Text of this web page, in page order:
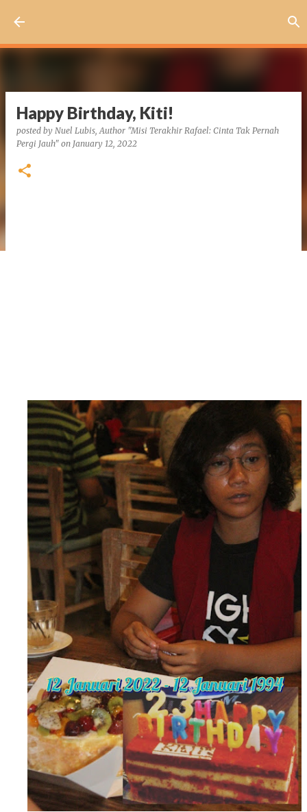
Happy Birthday, Kiti!
posted by Nuel Lubis, Author "Misi Terakhir Rafael: Cinta Tak Pernah
Pergi Jauh" on January 12, 2022